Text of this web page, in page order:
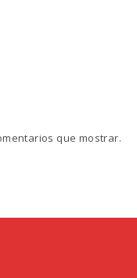
que mostrar.